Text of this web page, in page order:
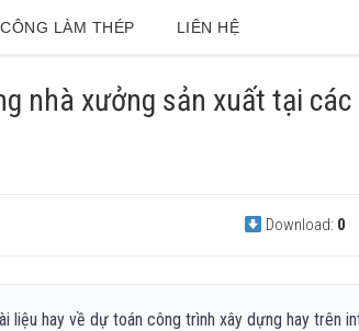
LÀM THÉP LIÊN HỆ
nhà xưởng sản xuất tại các
Download: 0
liệu hay về dự toán công trình xây dựng hay trên